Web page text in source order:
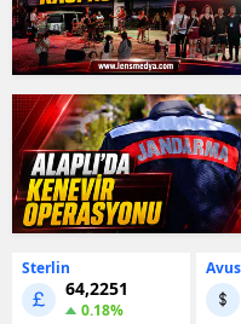
Sterlin
64,2251
0.18%